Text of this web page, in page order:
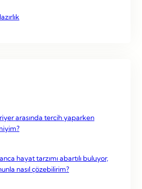
arasında tercih yaparken
hayat tarzımı abartılı buluyor,
nasıl çözebilirim?